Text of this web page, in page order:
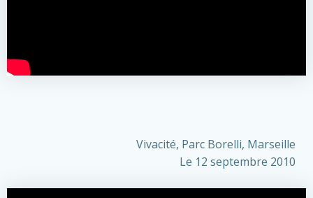
Vivacité, Parc Borelli, Marseille
Le 12 septembre 2010